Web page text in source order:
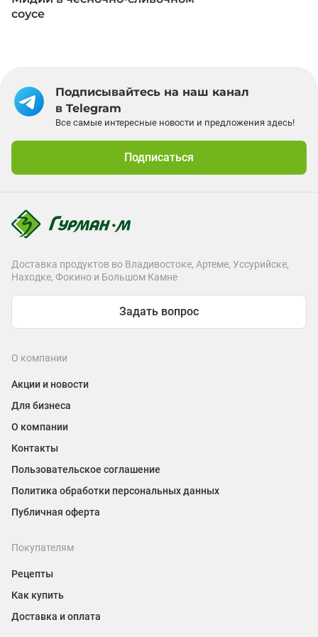
соусе
Подписывайтесь на наш канал
в Telegram
Все самые интересные новости и предложения здесь!
Подписаться
О компании
Акции и новости
Для бизнеса
О компании
Контакты
Пользовательское соглашение
Политика обработки персональных данных
Публичная оферта
Покупателям
Рецепты
Как купить
Доставка и оплата
Доставка продуктов во Владивостоке, Артеме, Уссурийске,
Находке, Фокино и Большом Камне
Задать вопрос